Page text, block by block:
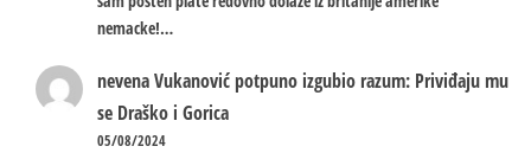
nemacke!…
nevenaVukanović potpuno izgubio razum: Priviđaju mu
se Draško i Gorica
05/08/2024